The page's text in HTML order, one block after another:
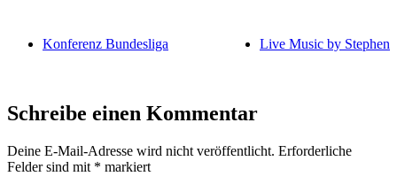
Konferenz Bundesliga Live Music by Stephen
Schreibe einen Kommentar
Deine E-Mail-Adresse wird nicht veröffentlicht. Erforderliche
Felder sind mit * markiert